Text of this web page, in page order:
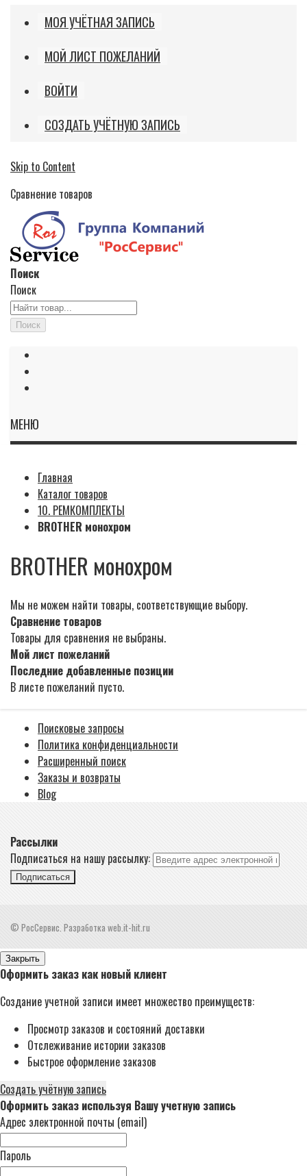
МОЯ УЧЁТНАЯ ЗАПИСЬ
МОЙ ЛИСТ ПОЖЕЛАНИЙ
ВОЙТИ
СОЗДАТЬ УЧЁТНУЮ ЗАПИСЬ
Skip to Content
Сравнение товаров
Поиск
Поиск
Поиск
МЕНЮ
Главная
Каталог товаров
10. РЕМКОМПЛЕКТЫ
BROTHER монохром
BROTHER монохром
Мы не можем найти товары, соответствующие выбору.
Сравнение товаров
Товары для сравнения не выбраны.
Мой лист пожеланий
Последние добавленные позиции
В листе пожеланий пусто.
Поисковые запросы
Политика конфиденциальности
Расширенный поиск
Заказы и возвраты
Blog
Рассылки
Подписаться на нашу рассылку:
Подписаться
© РосСервис. Разработка web.it-hit.ru
Закрыть
Оформить заказ как новый клиент
Создание учетной записи имеет множество преимуществ:
Просмотр заказов и состояний доставки
Отслеживание истории заказов
Быстрое оформление заказов
Создать учётную запись
Оформить заказ используя Вашу учетную запись
Адрес электронной почты (email)
Пароль